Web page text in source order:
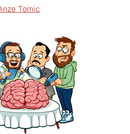
Tomic